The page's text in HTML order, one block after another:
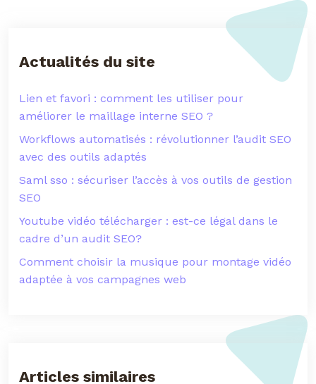
Actualités du site
Lien et favori : comment les utiliser pour
améliorer le maillage interne SEO ?
Workflows automatisés : révolutionner l’audit SEO
avec des outils adaptés
Saml sso : sécuriser l’accès à vos outils de gestion
SEO
Youtube vidéo télécharger : est-ce légal dans le
cadre d’un audit SEO?
Comment choisir la musique pour montage vidéo
adaptée à vos campagnes web
Articles similaires